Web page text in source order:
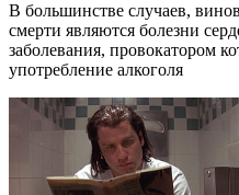
В большинстве случаев,
смерти являются болезни
заболевания, провокатором
употребление алкоголя